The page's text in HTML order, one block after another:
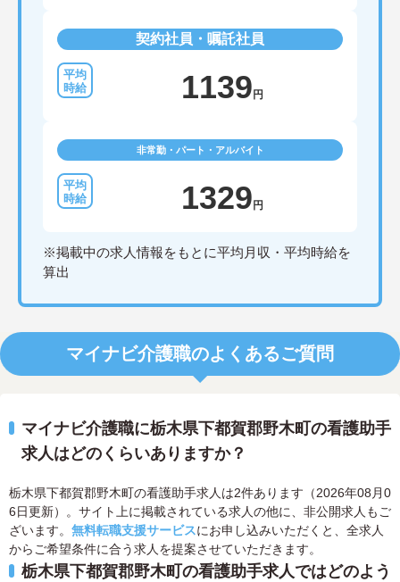
契約社員・嘱託社員
1139 円
非常勤・パート・アルバイト
1329 円
※掲載中の求人情報をもとに平均月収・平均時給を
算出
マイナビ介護職のよくあるご質問
マイナビ介護職に栃木県下都賀郡野木町の看護助手
求人はどのくらいありますか？
栃木県下都賀郡野木町の看護助手求人は2件あります（2026年08月0
6日更新）。サイト上に掲載されている求人の他に、非公開求人もご
ざいます。 無料転職支援サービスにお申し込みいただくと、全求人
からご希望条件に合う求人を提案させていただきます。
栃木県下都賀郡野木町の看護助手求人ではどのよう